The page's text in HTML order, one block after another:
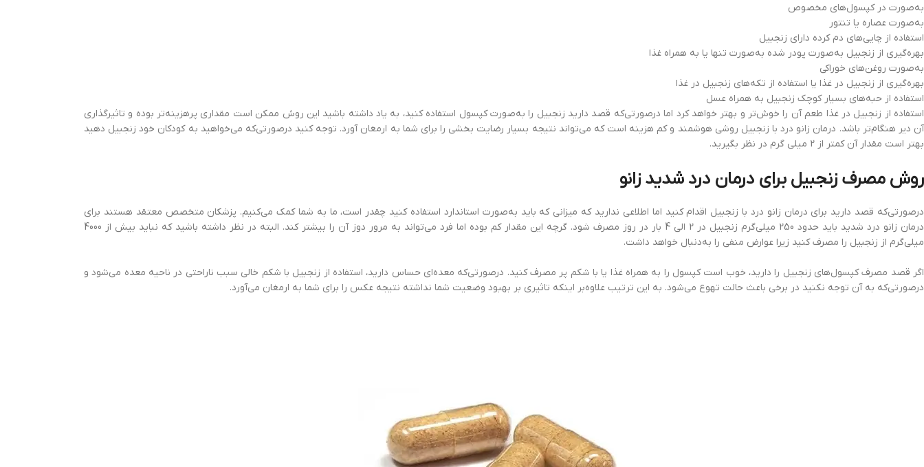
به‌صورت در کپسول‌های مخصوص
به‌صورت عصاره یا تنتور
استفاده از چایی‌های دم کرده دارای زنجبیل
بهره‌گیری از زنجبیل به‌صورت پودر شده به‌صورت تنها یا به همراه غذا
به‌صورت روغن‌های خوراکی
بهره‌گیری از زنجبیل در غذا یا استفاده از تکه‌های زنجبیل در غذا
استفاده از حبه‌های بسیار کوچک زنجبیل به همراه عسل
استفاده از زنجبیل در غذا طعم آن را خوش‌تر و بهتر خواهد کرد اما درصورتی‌که قصد دارید زنجبیل را به‌صورت کپسول استفاده کنید، به یاد داشته باشید این روش ممکن است مقداری پرهزینه‌تر بوده و تاثیرگذاری
آن دیر هنگام‌تر باشد. درمان زانو درد با زنجبیل روشی هوشمند و کم هزینه است که می‌تواند نتیجه بسیار رضایت بخشی را برای شما به ارمغان آورد. توجه کنید درصورتی‌که می‌خواهید به کودکان خود زنجبیل دهید
بهتر است مقدار آن کمتر از 2 میلی گرم در نظر بگیرید.
روش مصرف زنجبیل برای درمان درد شدید زانو
درصورتی‌که قصد دارید برای درمان زانو درد با زنجبیل اقدام کنید اما اطلاعی ندارید که میزانی که باید به‌صورت استاندارد استفاده کنید چقدر است، ما به شما کمک می‌کنیم. پزشکان متخصص معتقد هستند برای
درمان زانو درد شدید باید حدود 250 میلی‌گرم زنجبیل در 2 الی 4 بار در روز مصرف شود. گرچه این مقدار کم بوده اما فرد می‌تواند به مرور دوز آن را بیشتر کند. البته در نظر داشته باشید که نباید بیش از 4000
میلی‌گرم از زنجبیل را مصرف کنید زیرا عوارض منفی را به‌دنبال خواهد داشت.
اگر قصد مصرف کپسول‌های زنجبیل را دارید، خوب است کپسول را به همراه غذا یا با شکم پر مصرف کنید. درصورتی‌که معده‌ای حساس دارید، استفاده از زنجبیل با شکم خالی سبب ناراحتی در ناحیه معده می‌شود و
درصورتی‌که به آن توجه نکنید در برخی باعث حالت تهوع می‌شود. به این ترتیب علاوه‌بر اینکه تاثیری بر بهبود وضعیت شما نداشته نتیجه عکس را برای شما به ارمغان می‌آورد.